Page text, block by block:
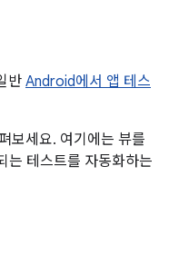
반 Android에서 앱 테스
보세요. 여기에는 뷰를
는 테스트를 자동화하는